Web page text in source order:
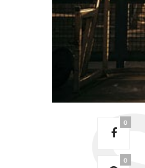
0
0